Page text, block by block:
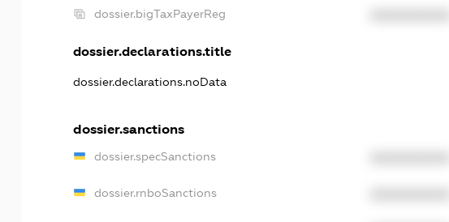
dossier.bigTaxPayerReg
dossier.declarations.title
dossier.declarations.noData
dossier.sanctions
dossier.specSanctions
dossier.rnboSanctions